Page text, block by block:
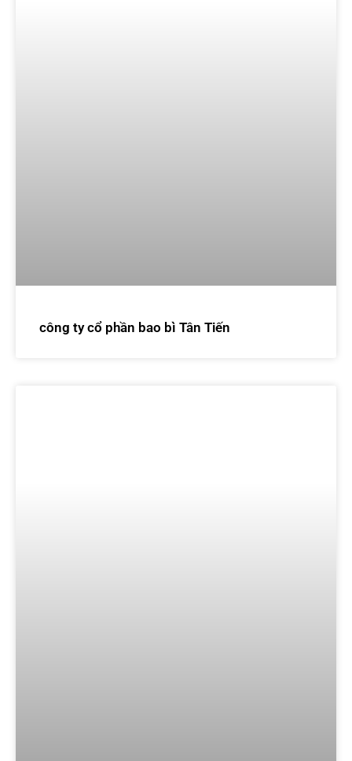
công ty cổ phần bao bì Tân Tiến